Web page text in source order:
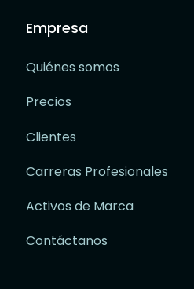
Empresa
Quiénes somos
Precios
Clientes
Carreras Profesionales
Activos de Marca
Contáctanos